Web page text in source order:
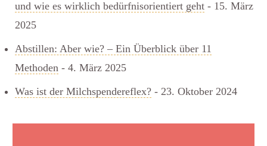
und wie es wirklich bedürfnisorientiert geht - 15. März
2025
Abstillen: Aber wie? – Ein Überblick über 11
Methoden - 4. März 2025
Was ist der Milchspendereflex? - 23. Oktober 2024